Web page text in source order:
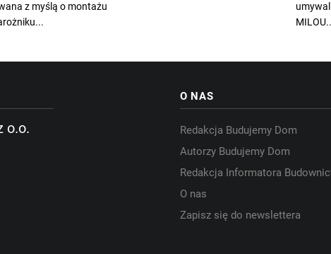
z myślą o montażu
o.o.
O NAS
Redakcja Budujemy Dom
Autorzy Budujemy Dom
Redakcja Informatora
O nas
Zapisz się do newslettera